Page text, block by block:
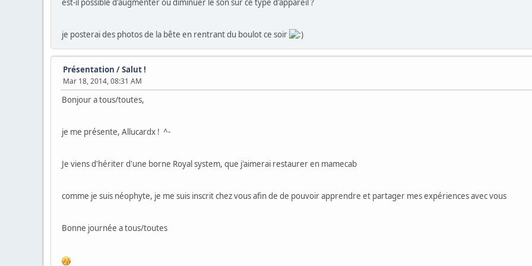
est-il possible d'augmenter ou diminuer le son sur ce type d'appareil ?
je posterai des photos de la bête en rentrant du boulot ce soir
Présentation /Salut !
Mar 18, 2014, 08:31 AM
Bonjour a tous/toutes,
je me présente, Allucardx ! ^-
Je viens d'hériter d'une borne Royal system, que j'aimerai restaurer en mamecab
comme je suis néophyte, je me suis inscrit chez vous afin de de pouvoir apprendre et partager mes expériences avec vous
Bonne journée a tous/toutes